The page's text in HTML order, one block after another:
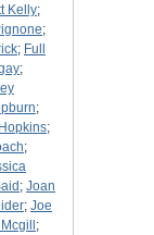
Kelly;
;
; Full
;
;
Hopkins;
;
; Joan
; Joe
;